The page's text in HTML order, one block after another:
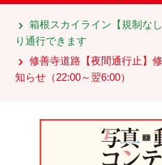
箱根スカイライン 【規制な
り通行できます
修善寺道路 【夜間通行止】
知らせ（22:00～翌6:00）